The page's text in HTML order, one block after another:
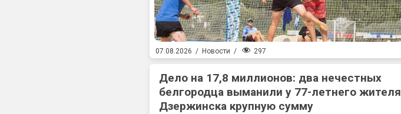
07.08.2026 / Новости / 297
Дело на 17,8 миллионов: два нечестных
белгородца выманили у 77-летнего жителя
Дзержинска крупную сумму